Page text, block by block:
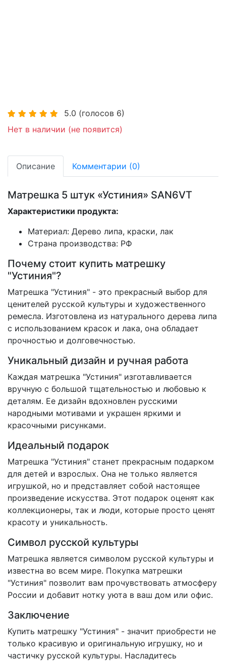
5.0 (голосов 6)
Нет в наличии (не появится)
Описание Комментарии (0)
Матрешка 5 штук «Устиния» SAN6VT
Характеристики продукта:
Материал: Дерево липа, краски, лак
Страна производства: РФ
Почему стоит купить матрешку
"Устиния"?
Матрешка "Устиния" - это прекрасный выбор для
ценителей русской культуры и художественного
ремесла. Изготовлена из натурального дерева липа
с использованием красок и лака, она обладает
прочностью и долговечностью.
Уникальный дизайн и ручная работа
Каждая матрешка "Устиния" изготавливается
вручную с большой тщательностью и любовью к
деталям. Ее дизайн вдохновлен русскими
народными мотивами и украшен яркими и
красочными рисунками.
Идеальный подарок
Матрешка "Устиния" станет прекрасным подарком
для детей и взрослых. Она не только является
игрушкой, но и представляет собой настоящее
произведение искусства. Этот подарок оценят как
коллекционеры, так и люди, которые просто ценят
красоту и уникальность.
Символ русской культуры
Матрешка является символом русской культуры и
известна во всем мире. Покупка матрешки
"Устиния" позволит вам прочувствовать атмосферу
России и добавит нотку уюта в ваш дом или офис.
Заключение
Купить матрешку "Устиния" - значит приобрести не
только красивую и оригинальную игрушку, но и
частичку русской культуры. Насладитесь